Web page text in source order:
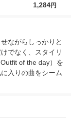
1箱（24
ウ） by
1,284円
ながらしっかりと
でなく、スタイリ
of the day）を
入りの曲をシーム